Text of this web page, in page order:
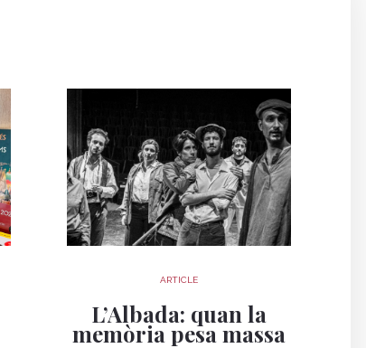
ARTICLE
L’Albada: quan la
memòria pesa massa